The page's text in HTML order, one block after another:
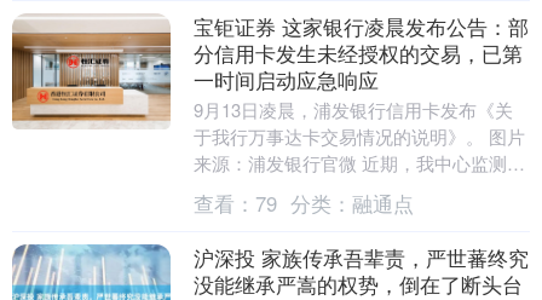
宝钜证券 这家银行凌晨发布公告：部
分信用卡发生未经授权的交易，已第
一时间启动应急响应
9月13日凌晨，浦发银行信用卡发布《关
于我行万事达卡交易情况的说明》。 图片
来源：浦发银行官微 近期，我中心监测到
部分我行万事达无价世界卡发生未经授权
的交易。我....
查看： 79 分类： 融通点
沪深投 家族传承吾辈责，严世蕃终究
没能继承严嵩的权势，倒在了断头台